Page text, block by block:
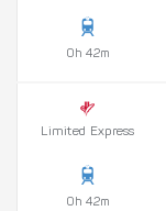
0h 42m
Limited Express
0h 42m